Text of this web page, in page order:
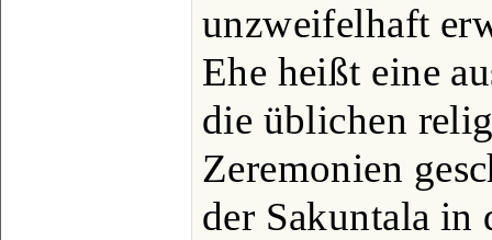
unzweifelhaft
Ehe heißt eine
die üblichen
Zeremonien
der Sakuntala in